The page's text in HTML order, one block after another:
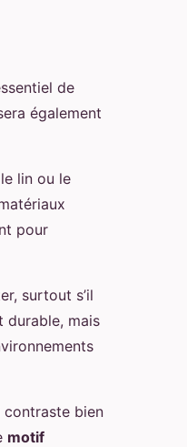
de
également
lin ou le
pour
surtout s’il
durable, mais
contraste bien
motif